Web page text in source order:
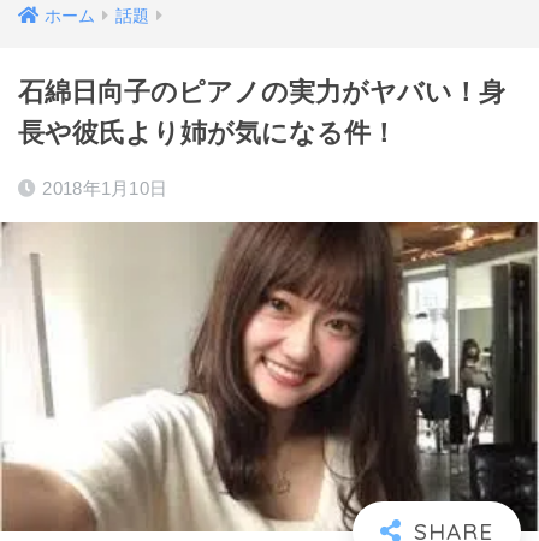
ホーム 話題
石綿日向子のピアノの実力がヤバい！身
長や彼氏より姉が気になる件！
2018年1月10日